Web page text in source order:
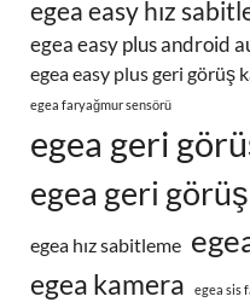
egea easy hız
egea easy plus android
egea easy plus geri görüş
egea faryağmur sensörü
egea geri
egea geri
egea hız sabitleme
egea kamera egea sis